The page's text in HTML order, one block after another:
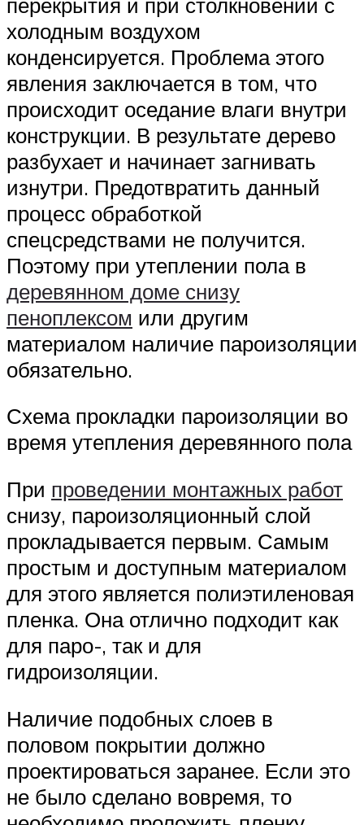
холодным воздухом
конденсируется. Проблема этого
явления заключается в том, что
происходит оседание влаги внутри
конструкции. В результате дерево
разбухает и начинает загнивать
изнутри. Предотвратить данный
процесс обработкой
спецсредствами не получится.
Поэтому при утеплении пола в
деревянном доме снизу
пеноплексом или другим
материалом наличие пароизоляции
обязательно.
Схема прокладки пароизоляции во
время утепления деревянного пола
При проведении монтажных работ
снизу, пароизоляционный слой
прокладывается первым. Самым
простым и доступным материалом
для этого является полиэтиленовая
пленка. Она отлично подходит как
для паро-, так и для
гидроизоляции.
Наличие подобных слоев в
половом покрытии должно
проектироваться заранее. Если это
не было сделано вовремя, то